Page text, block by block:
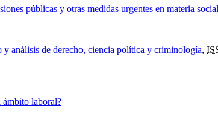
públicas y otras medidas urgentes en materia
y análisis de derecho, ciencia política y criminología,
ámbito laboral?